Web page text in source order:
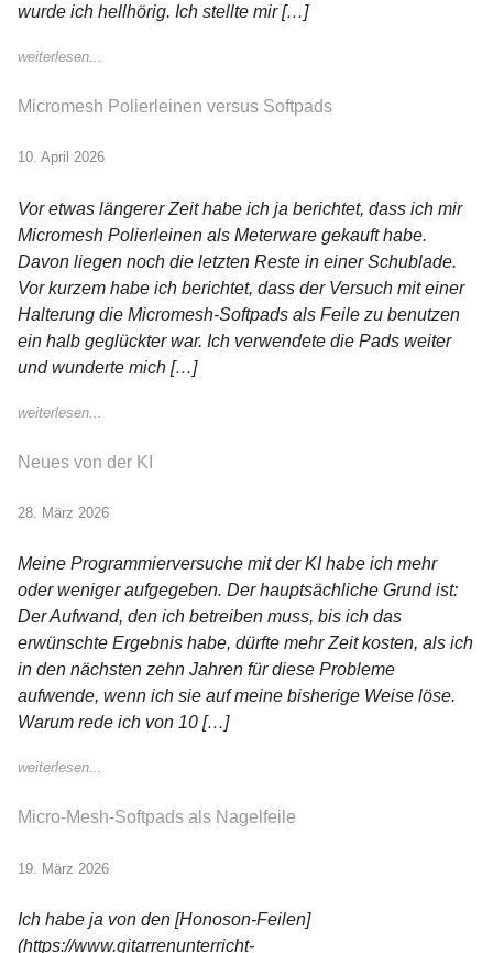
wurde ich hellhörig. Ich stellte mir […]
weiterlesen...
Micromesh Polierleinen versus Softpads
10. April 2026
Vor etwas längerer Zeit habe ich ja berichtet, dass ich mir
Micromesh Polierleinen als Meterware gekauft habe.
Davon liegen noch die letzten Reste in einer Schublade.
Vor kurzem habe ich berichtet, dass der Versuch mit einer
Halterung die Micromesh-Softpads als Feile zu benutzen
ein halb geglückter war. Ich verwendete die Pads weiter
und wunderte mich […]
weiterlesen...
Neues von der KI
28. März 2026
Meine Programmierversuche mit der KI habe ich mehr
oder weniger aufgegeben. Der hauptsächliche Grund ist:
Der Aufwand, den ich betreiben muss, bis ich das
erwünschte Ergebnis habe, dürfte mehr Zeit kosten, als ich
in den nächsten zehn Jahren für diese Probleme
aufwende, wenn ich sie auf meine bisherige Weise löse.
Warum rede ich von 10 […]
weiterlesen...
Micro-Mesh-Softpads als Nagelfeile
19. März 2026
Ich habe ja von den [Honoson-Feilen]
(https://www.gitarrenunterricht-